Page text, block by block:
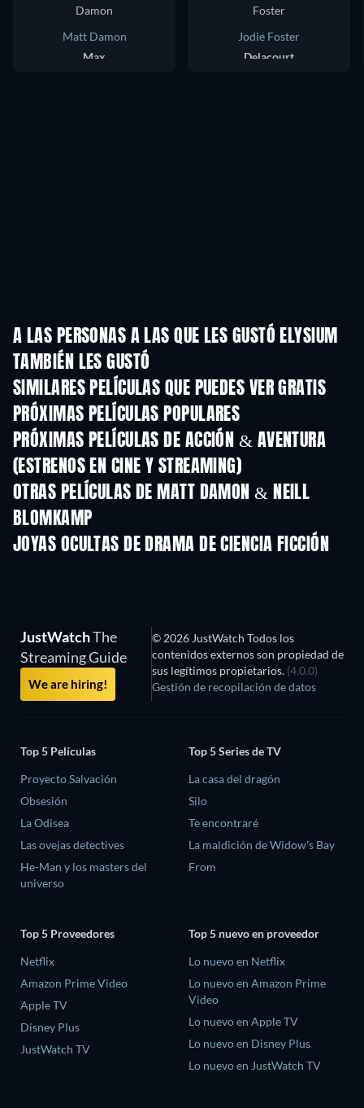
Matt Damon
Max
Jodie Foster
Delacourt
A LAS PERSONAS A LAS QUE LES GUSTÓ ELYSIUM
TAMBIÉN LES GUSTÓ
SIMILARES PELÍCULAS QUE PUEDES VER GRATIS
PRÓXIMAS PELÍCULAS POPULARES
PRÓXIMAS PELÍCULAS DE ACCIÓN & AVENTURA
(ESTRENOS EN CINE Y STREAMING)
OTRAS PELÍCULAS DE MATT DAMON & NEILL
BLOMKAMP
JOYAS OCULTAS DE DRAMA DE CIENCIA FICCIÓN
JustWatchThe
Streaming Guide
We are hiring!
© 2026 JustWatch Todos los
contenidos externos son propiedad de
sus legítimos propietarios. (4.0.0)
Gestión de recopilación de datos
Top 5 Películas
Proyecto Salvación
Obsesión
La Odisea
Las ovejas detectives
He-Man y los masters del
universo
Top 5 Series de TV
La casa del dragón
Silo
Te encontraré
La maldición de Widow's Bay
From
Top 5 Proveedores
Netflix
Amazon Prime Video
Apple TV
Disney Plus
JustWatch TV
Top 5 nuevo en proveedor
Lo nuevo en Netflix
Lo nuevo en Amazon Prime
Video
Lo nuevo en Apple TV
Lo nuevo en Disney Plus
Lo nuevo en JustWatch TV